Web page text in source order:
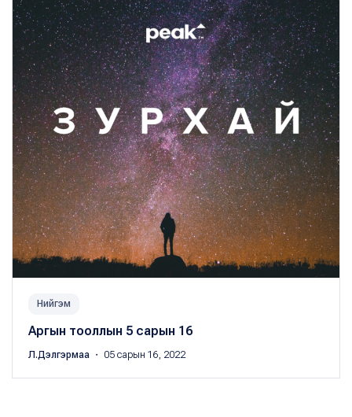
Нийгэм
Аргын тооллын 5 сарын 16
Л.Дэлгэрмаа ・ 05 сарын 16, 2022